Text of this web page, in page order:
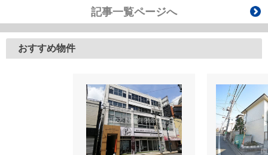
記事一覧ページへ
おすすめ物件